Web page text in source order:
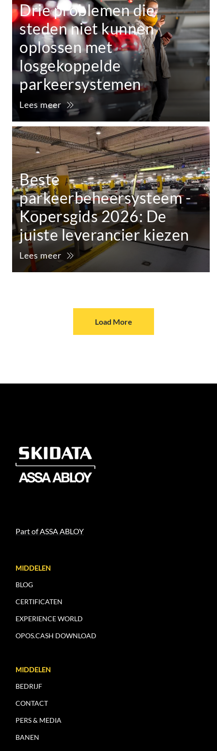
Drie problemen die
steden niet kunnen
oplossen met
losgekoppelde
parkeersystemen
Lees meer
Beste
parkeerbeheersysteem -
Kopersgids 2026: De
juiste leverancier kiezen
Lees meer
Load More
Part of ASSA ABLOY
MIDDELEN
BLOG
CERTIFICATEN
EXPERIENCE WORLD
OPOS.CASH DOWNLOAD
MIDDELEN
BEDRIJF
CONTACT
PERS & MEDIA
BANEN